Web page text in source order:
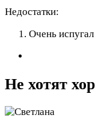
Недостатки:
Очень
Не хотят